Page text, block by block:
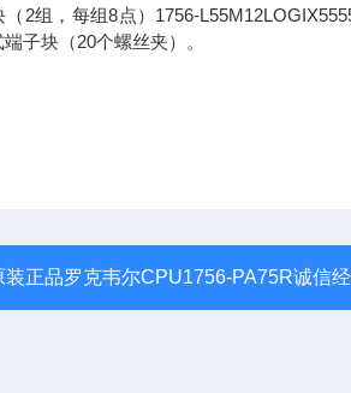
2组，每组8点）1756-
子块（20个螺丝夹）。
装正品罗克韦尔CPU1756-PA75R诚信